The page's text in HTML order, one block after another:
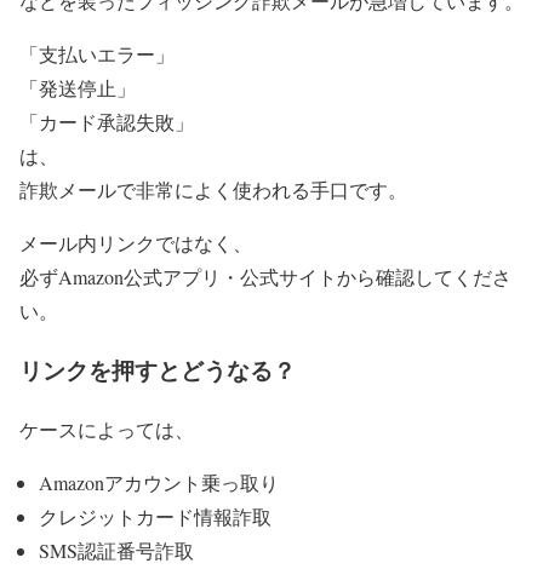
「支払いエラー」
「発送停止」
「カード承認失敗」
は、
詐欺メールで非常によく使われる手口です。
メール内リンクではなく、
必ずAmazon公式アプリ・公式サイトから確認してくださ
い。
リンクを押すとどうなる？
ケースによっては、
Amazonアカウント乗っ取り
クレジットカード情報詐取
SMS認証番号詐取